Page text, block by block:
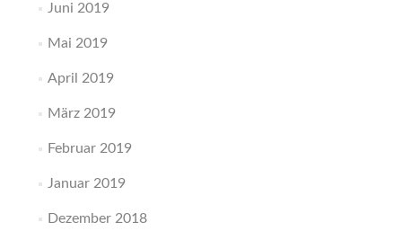
Juni 2019
Mai 2019
April 2019
März 2019
Februar 2019
Januar 2019
Dezember 2018